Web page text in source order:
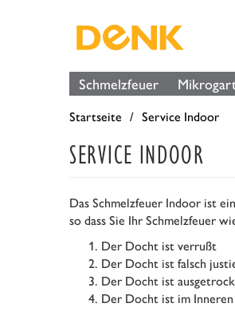
Schmelzfeuer
Startseite Service Indoor
SERVICE INDOOR
Das Schmelzfeuer Indoor ist
so dass Sie Ihr Schmelzfeuer
Der Docht ist verrußt
Der Docht ist falsch
Der Docht ist
Der Docht ist im